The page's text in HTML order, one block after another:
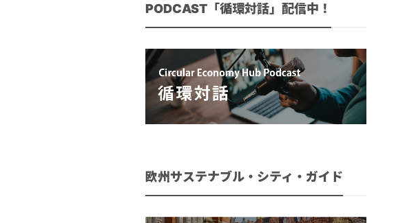
PODCAST「循環対話」配信中！
欧州サステナブル・シティ・ガイド